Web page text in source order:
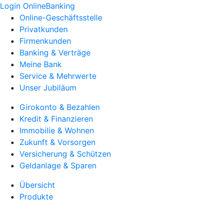
Login OnlineBanking
Online-Geschäftsstelle
Privatkunden
Firmenkunden
Banking & Verträge
Meine Bank
Service & Mehrwerte
Unser Jubiläum
Girokonto & Bezahlen
Kredit & Finanzieren
Immobilie & Wohnen
Zukunft & Vorsorgen
Versicherung & Schützen
Geldanlage & Sparen
Übersicht
Produkte